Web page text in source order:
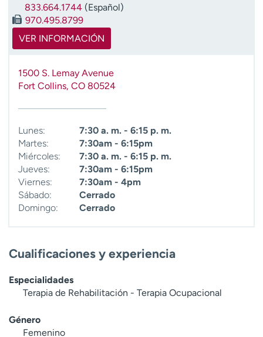
833.664.1744 (Español)
970.495.8799
VER INFORMACIÓN
1500 S. Lemay Avenue
Fort Collins, CO 80524
Lunes:
7:30 a. m. - 6:15 p. m.
Martes:
7:30am - 6:15pm
Miércoles:
7:30 a. m. - 6:15 p. m.
Jueves:
7:30am - 6:15pm
Viernes:
7:30am - 4pm
Sábado:
Cerrado
Domingo:
Cerrado
Cualificaciones y experiencia
Especialidades
Terapia de Rehabilitación - Terapia Ocupacional
Género
Femenino